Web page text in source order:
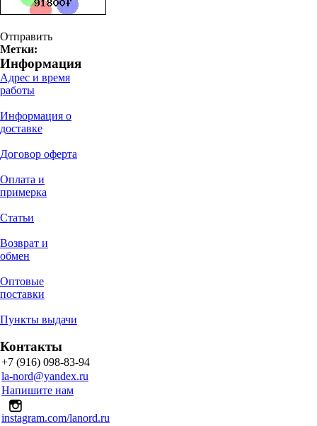
Отправить
Метки:
Информация
Адрес и время
работы
Информация о
доставке
Договор оферта
Оплата и
примерка
Статьи
Возврат и
обмен
Оптовые
поставки
Пункты выдачи
Контакты
+7 (916) 098-83-94
la-nord@yandex.ru
Напишите нам
instagram.com/lanord.ru